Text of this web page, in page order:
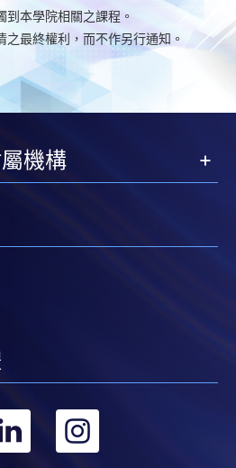
到本學院相關之課程。
最終權利，而不作另行通知。
機構
轉 轉